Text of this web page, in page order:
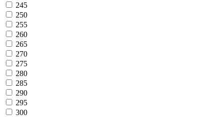
245
250
255
260
265
270
275
280
285
290
295
300